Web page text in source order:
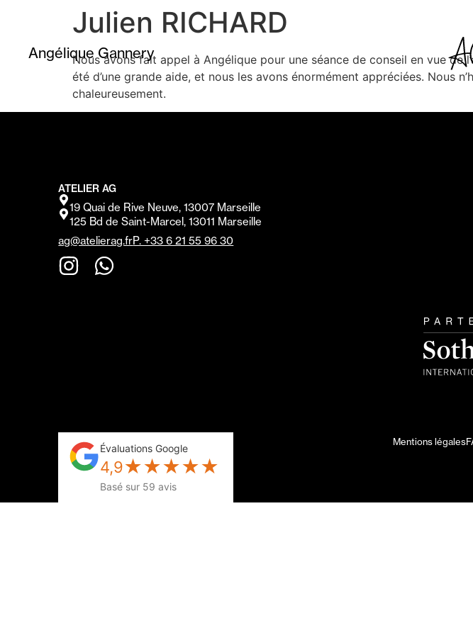
Angélique Gannery
Julien RICHARD
Nous avons fait appel à Angélique pour une séance de conseil en vue
été d’une grande aide, et nous les avons énormément appréciées. Nous
chaleureusement.
ATELIER AG
19 Quai de Rive Neuve, 13007 Marseille
125 Bd de Saint-Marcel, 13011 Marseille
ag@atelierag.frP. +33 6 21 55 96 30
Évaluations Google
4,9★★★★★
Basé sur 59 avis
Mentions légales